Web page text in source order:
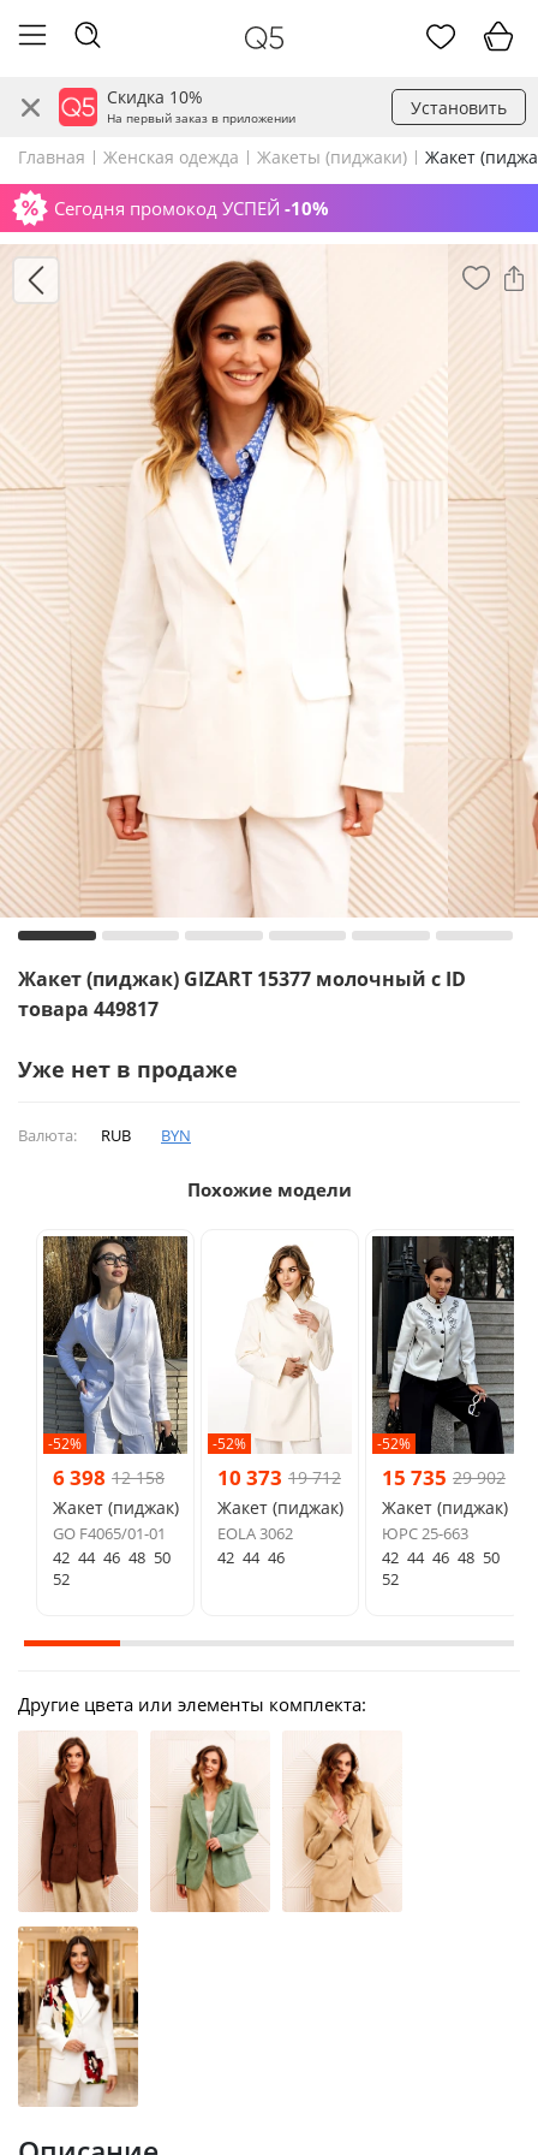
Скидка 10%
На первый заказ в приложении Установить
Главная Женская одежда Жакеты (пиджаки) Жакет
Сегодня промокод УСПЕЙ -10%
Жакет (пиджак) GIZART 15377 молочный с ID
товара 449817
Уже нет в продаже
Валюта: RUB BYN
Похожие модели
-52%
6 398 12 158
Жакет (пиджак)
GO F4065/01-01
42 44 46 48 50
52
-52%
10 373 19 712
Жакет (пиджак)
EOLA 3062
42 44 46
-52%
15 735 29 902
Жакет (пиджак)
ЮРС 25-663
42 44 46 48 50
52
Другие цвета или элементы комплекта: